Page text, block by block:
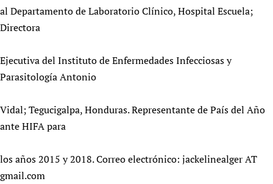
al Departamento de Laboratorio Clínico, Hospital Escuela;
Directora
Ejecutiva del Instituto de Enfermedades Infecciosas y
Parasitología Antonio
Vidal; Tegucigalpa, Honduras. Representante de País del Año
ante HIFA para
los años 2015 y 2018. Correo electrónico: jackelinealger AT
gmail.com